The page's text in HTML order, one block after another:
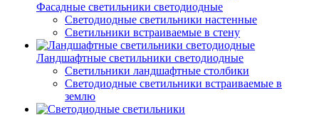
Фасадные светильники светодиодные
Светодиодные светильники настенные
Светильники встраиваемые в стену
Ландшафтные светильники светодиодные
Светильники ландшафтные столбики
Светодиодные светильники встраиваемые в
землю